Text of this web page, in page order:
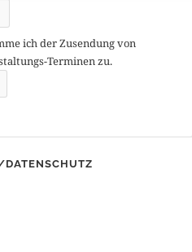
ich der Zusendung von
Terminen zu.
DATENSCHUTZ